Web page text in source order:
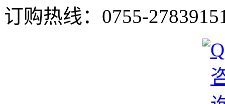
订购热线： 0755-